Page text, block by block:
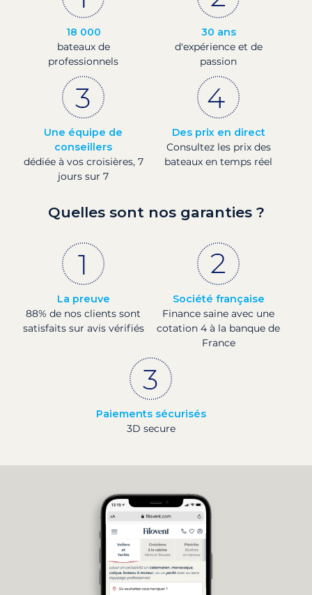
18 000
bateaux de
professionnels
30 ans
d'expérience et de
passion
Une équipe de
conseillers
dédiée à vos croisières, 7
jours sur 7
Des prix en direct
Consultez les prix des
bateaux en temps réel
Quelles sont nos garanties ?
La preuve
88% de nos clients sont
satisfaits sur avis vérifiés
Société française
Finance saine avec une
cotation 4 à la banque de
France
Paiements sécurisés
3D secure